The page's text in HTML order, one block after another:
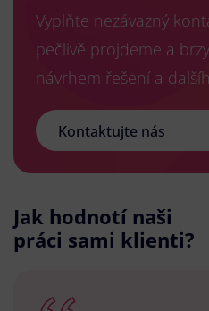
Vyplňte nezávazný
pečlivě projdeme a
návrhem řešení a
Kontaktujte nás
Jak hodnotí naši
práci sami klienti?